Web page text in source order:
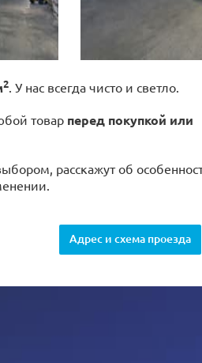
2. У нас всегда чисто и светло.
товар перед покупкой или
расскажут об
Адрес и схема проезда